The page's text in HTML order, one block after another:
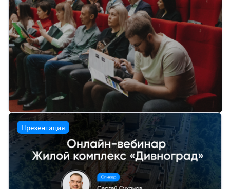
Презентация